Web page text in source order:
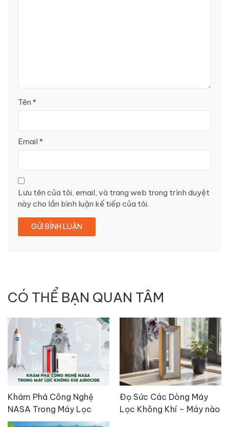
Tên *
Email*
Lưu tên của tôi, email, và trang web trong trình duyệt
này cho lần bình luận kế tiếp của tôi.
CÓ THỂ BẠN QUAN TÂM
Khám Phá Công Nghệ
NASA Trong Máy Lọc
Không Khí Airocide
Đọ Sức Các Dòng Máy
Lọc Không Khí – Máy nào